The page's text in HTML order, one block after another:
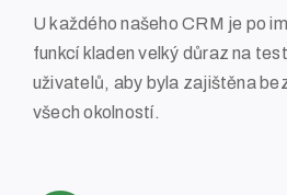
U každého našeho CRM je po
funkcí kladen velký důraz na
uživatelů, aby byla zajištěna
všech okolností.